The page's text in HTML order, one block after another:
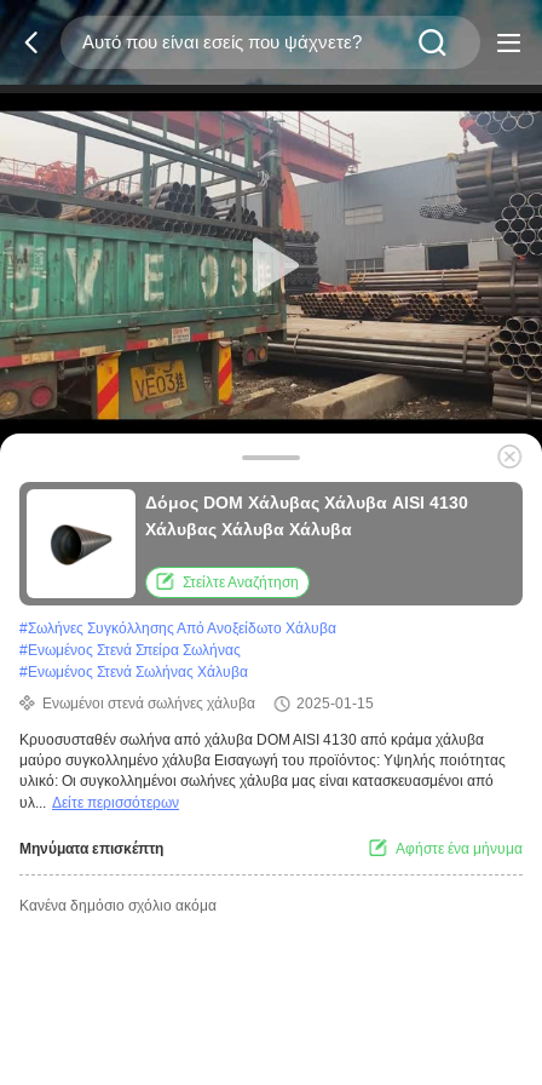
Δόμος DOM Χάλυβας Χάλυβα AISI 4130
Χάλυβας Χάλυβα Χάλυβα
Στείλτε Αναζήτηση
#Σωλήνες Συγκόλλησης Από Ανοξείδωτο Χάλυβα
#Ενωμένος Στενά Σπείρα Σωλήνας
#Ενωμένος Στενά Σωλήνας Χάλυβα
Ενωμένοι στενά σωλήνες χάλυβα
2025-01-15
Κρυοσυσταθέν σωλήνα από χάλυβα DOM AISI 4130 από κράμα χάλυβα
μαύρο συγκολλημένο χάλυβα Εισαγωγή του προϊόντος: Υψηλής ποιότητας
υλικό: Οι συγκολλημένοι σωλήνες χάλυβα μας είναι κατασκευασμένοι από
υλ... Δείτε περισσότερων
Μηνύματα επισκέπτη Αφήστε ένα μήνυμα
Κανένα δημόσιο σχόλιο ακόμα